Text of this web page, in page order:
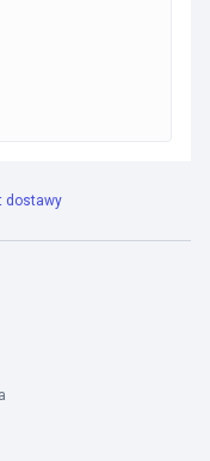
dostawy